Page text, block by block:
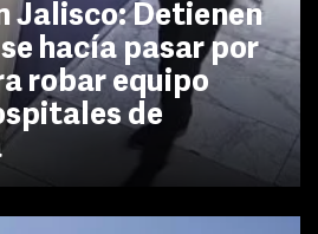
Jalisco: Detienen
hacía pasar por
robar equipo
de